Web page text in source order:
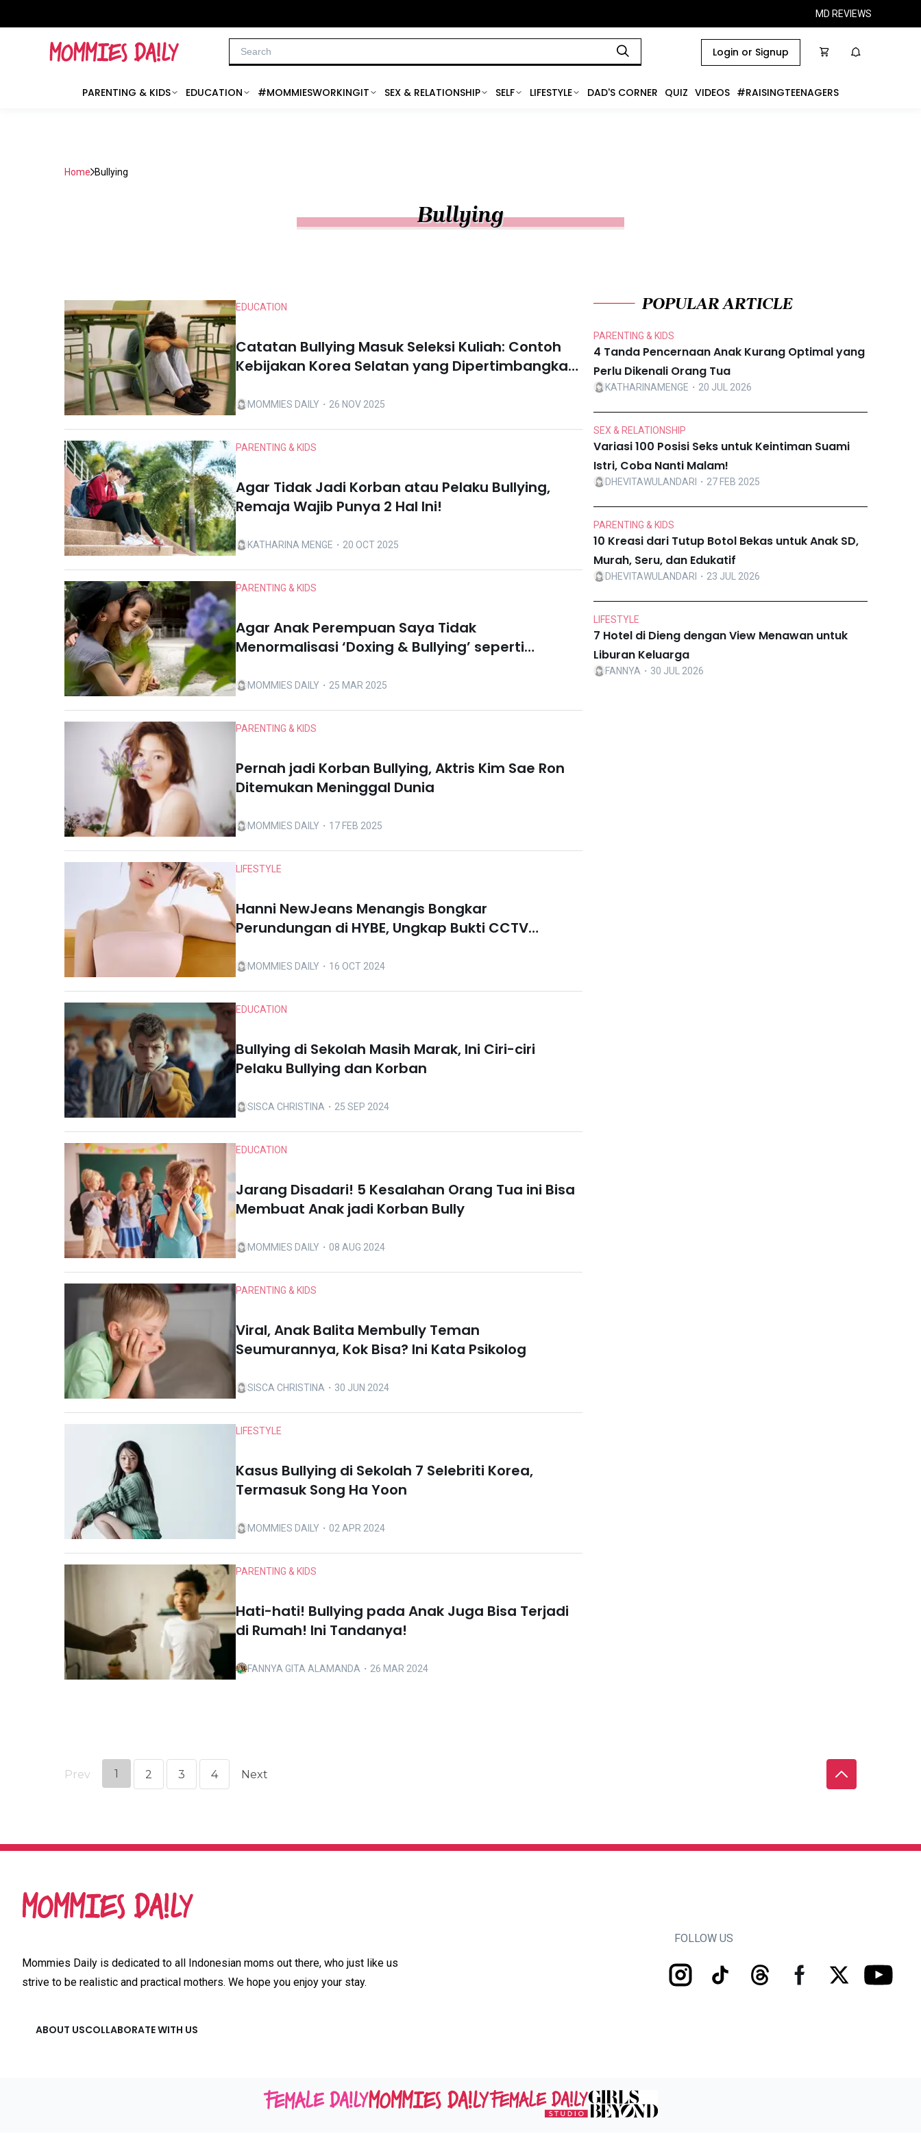
MD REVIEWS
Login or Signup
PARENTING & KIDS EDUCATION #MOMMIESWORKINGIT SEX & RELATIONSHIP SELF LIFESTYLE DAD'S CORNER QUIZ VIDEOS #RAISINGTEENAGERS
Home Bullying
Bullying
EDUCATION
Catatan Bullying Masuk Seleksi Kuliah: Contoh
Kebijakan Korea Selatan yang Dipertimbangkan
MOMMIES DAILY ・26 NOV 2025
PARENTING & KIDS
Agar Tidak Jadi Korban atau Pelaku Bullying,
Remaja Wajib Punya 2 Hal Ini!
KATHARINA MENGE ・20 OCT 2025
PARENTING & KIDS
Agar Anak Perempuan Saya Tidak
Menormalisasi ‘Doxing & Bullying’ seperti
MOMMIES DAILY ・25 MAR 2025
PARENTING & KIDS
Pernah jadi Korban Bullying, Aktris Kim Sae Ron
Ditemukan Meninggal Dunia
MOMMIES DAILY ・17 FEB 2025
LIFESTYLE
Hanni NewJeans Menangis Bongkar
Perundungan di HYBE, Ungkap Bukti CCTV
MOMMIES DAILY ・16 OCT 2024
EDUCATION
Bullying di Sekolah Masih Marak, Ini Ciri-ciri
Pelaku Bullying dan Korban
SISCA CHRISTINA ・25 SEP 2024
EDUCATION
Jarang Disadari! 5 Kesalahan Orang Tua ini Bisa
Membuat Anak jadi Korban Bully
MOMMIES DAILY ・08 AUG 2024
PARENTING & KIDS
Viral, Anak Balita Membully Teman
Seumurannya, Kok Bisa? Ini Kata Psikolog
SISCA CHRISTINA ・30 JUN 2024
LIFESTYLE
Kasus Bullying di Sekolah 7 Selebriti Korea,
Termasuk Song Ha Yoon
MOMMIES DAILY ・02 APR 2024
PARENTING & KIDS
Hati-hati! Bullying pada Anak Juga Bisa Terjadi
di Rumah! Ini Tandanya!
FANNYA GITA ALAMANDA ・26 MAR 2024
POPULAR ARTICLE
PARENTING & KIDS
4 Tanda Pencernaan Anak Kurang Optimal yang
Perlu Dikenali Orang Tua
KATHARINAMENGE ・20 JUL 2026
SEX & RELATIONSHIP
Variasi 100 Posisi Seks untuk Keintiman Suami
Istri, Coba Nanti Malam!
DHEVITAWULANDARI ・27 FEB 2025
PARENTING & KIDS
10 Kreasi dari Tutup Botol Bekas untuk Anak SD,
Murah, Seru, dan Edukatif
DHEVITAWULANDARI ・23 JUL 2026
LIFESTYLE
7 Hotel di Dieng dengan View Menawan untuk
Liburan Keluarga
FANNYA ・30 JUL 2026
Prev 1 2 3 4 Next
Mommies Daily is dedicated to all Indonesian moms out there, who just like us
strive to be realistic and practical mothers. We hope you enjoy your stay.
ABOUT USCOLLABORATE WITH US
FOLLOW US